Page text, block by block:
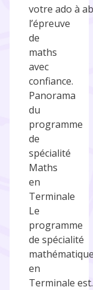
votre ado à
l’épreuve
de
maths
avec
confiance.
Panorama
du
programme
de
spécialité
Maths
en
Terminale
Le
programme
de spécialité
en
Terminale